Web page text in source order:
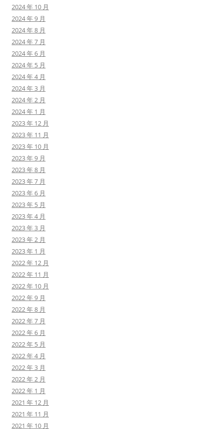
2024 年 10 月
2024 年 9 月
2024 年 8 月
2024 年 7 月
2024 年 6 月
2024 年 5 月
2024 年 4 月
2024 年 3 月
2024 年 2 月
2024 年 1 月
2023 年 12 月
2023 年 11 月
2023 年 10 月
2023 年 9 月
2023 年 8 月
2023 年 7 月
2023 年 6 月
2023 年 5 月
2023 年 4 月
2023 年 3 月
2023 年 2 月
2023 年 1 月
2022 年 12 月
2022 年 11 月
2022 年 10 月
2022 年 9 月
2022 年 8 月
2022 年 7 月
2022 年 6 月
2022 年 5 月
2022 年 4 月
2022 年 3 月
2022 年 2 月
2022 年 1 月
2021 年 12 月
2021 年 11 月
2021 年 10 月